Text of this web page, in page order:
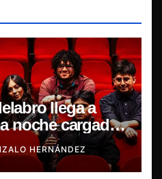
llega a
noche cargada
HERNÁNDEZ